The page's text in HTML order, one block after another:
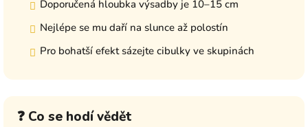
Doporučená hloubka výsadby je 10–15 cm
Nejlépe se mu daří na slunce až polostín
Pro bohatší efekt sázejte cibulky ve skupinách
❓ Co se hodí vědět